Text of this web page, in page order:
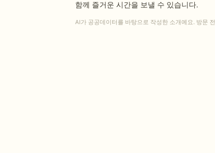
함께 즐거운 시간을 보낼 수 있습니다.
AI가 공공데이터를 바탕으로 작성한 소개예요. 방문